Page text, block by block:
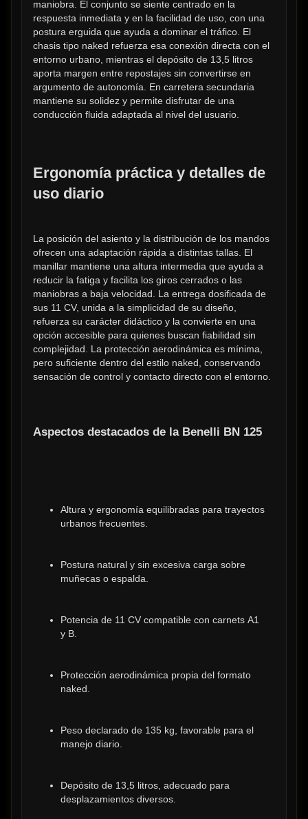
maniobra. El conjunto se siente centrado en la
respuesta inmediata y en la facilidad de uso, con una
postura erguida que ayuda a dominar el tráfico. El
chasis tipo naked refuerza esa conexión directa con el
entorno urbano, mientras el depósito de 13,5 litros
aporta margen entre repostajes sin convertirse en
argumento de autonomía. En carretera secundaria
mantiene su solidez y permite disfrutar de una
conducción fluida adaptada al nivel del usuario.
Ergonomía práctica y detalles de
uso diario
La posición del asiento y la distribución de los mandos
ofrecen una adaptación rápida a distintas tallas. El
manillar mantiene una altura intermedia que ayuda a
reducir la fatiga y facilita los giros cerrados o las
maniobras a baja velocidad. La entrega dosificada de
sus 11 CV, unida a la simplicidad de su diseño,
refuerza su carácter didáctico y la convierte en una
opción accesible para quienes buscan fiabilidad sin
complejidad. La protección aerodinámica es mínima,
pero suficiente dentro del estilo naked, conservando
sensación de control y contacto directo con el entorno.
Aspectos destacados de la Benelli BN 125
Altura y ergonomía equilibradas para trayectos
urbanos frecuentes.
Postura natural y sin excesiva carga sobre
muñecas o espalda.
Potencia de 11 CV compatible con carnets A1
y B.
Protección aerodinámica propia del formato
naked.
Peso declarado de 135 kg, favorable para el
manejo diario.
Depósito de 13,5 litros, adecuado para
desplazamientos diversos.